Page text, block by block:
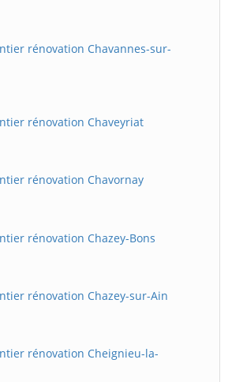
rénovation Chavannes-sur-
rénovation Chaveyriat
rénovation Chavornay
rénovation Chazey-Bons
rénovation Chazey-sur-Ain
rénovation Cheignieu-la-